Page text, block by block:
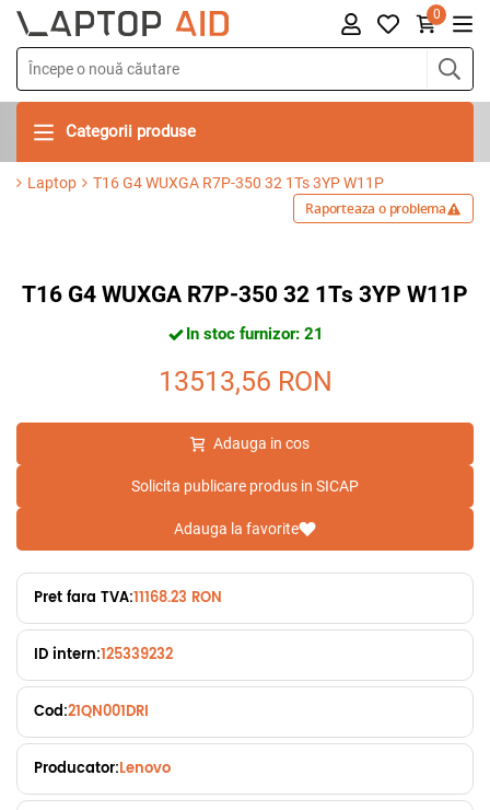
0
Categorii produse
Laptop T16 G4 WUXGA R7P-350 32 1Ts 3YP W11P
Raporteaza o problema
T16 G4 WUXGA R7P-350 32 1Ts 3YP W11P
In stoc furnizor: 21
13513,56 RON
Adauga in cos
Solicita publicare produs in SICAP
Adauga la favorite
Pret fara TVA:11168.23 RON
ID intern:125339232
Cod:21QN001DRI
Producator:Lenovo